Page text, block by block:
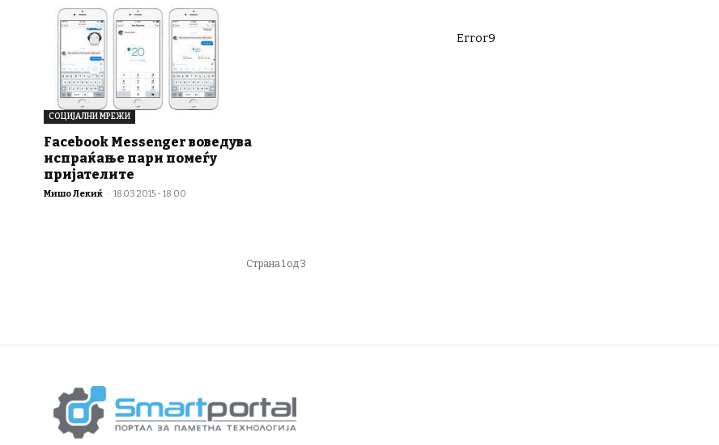
СОЦИЈАЛНИ МРЕЖИ
Facebook Messenger воведува
испраќање пари помеѓу
пријателите
Мишо Лекиќ - 18.03.2015 - 18:00
Страна 1 од 3
Error9